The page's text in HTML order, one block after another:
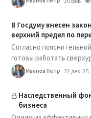
В Госдуму внесен
верхний предел по
Согласно
готовы работать
Иванов Петр 22 дек, 25
Наследственный
бизнеса